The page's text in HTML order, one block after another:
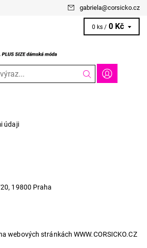
gabriela@corsicko.cz
0 ks / 0 Kč
údaji
19800 Praha
webových stránkách WWW.CORSICKO.CZ